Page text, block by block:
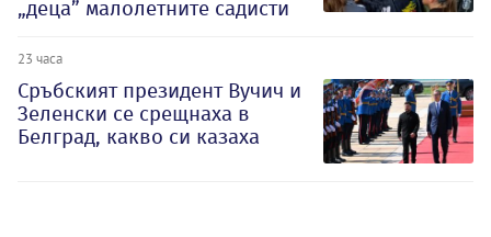
„деца” малолетните садисти
23 часа
Сръбският президент Вучич и
Зеленски се срещнаха в
Белград, какво си казаха